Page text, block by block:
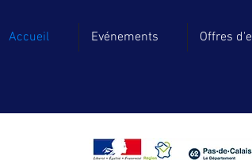
Accueil Evénements Offres